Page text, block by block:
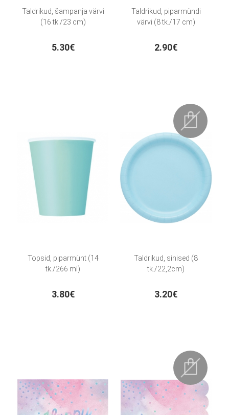
Taldrikud, šampanja värvi
(16 tk./23 cm)
5.30€
Taldrikud, piparmündi
värvi (8 tk./17 cm)
2.90€
Topsid, piparmünt (14
tk./266 ml)
3.80€
Taldrikud, sinised (8
tk./22,2cm)
3.20€